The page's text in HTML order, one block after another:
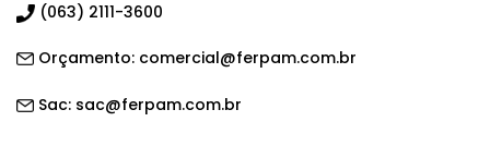
(063) 2111-3600
Orçamento: comercial@ferpam.com.br
Sac: sac@ferpam.com.br